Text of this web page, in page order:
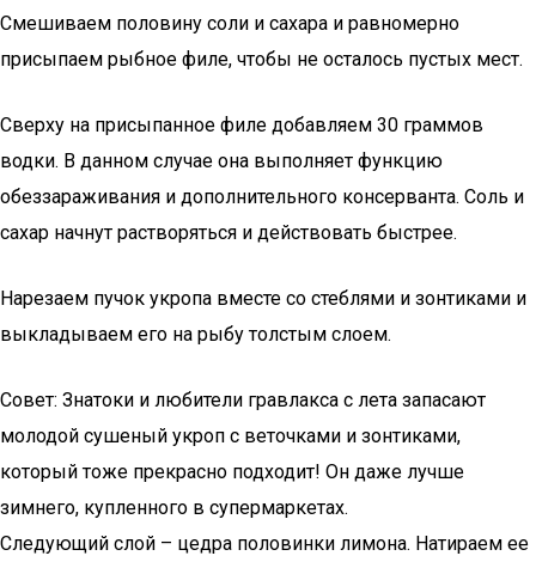
Смешиваем половину соли и сахара и равномерно
присыпаем рыбное филе, чтобы не осталось пустых мест.
Сверху на присыпанное филе добавляем 30 граммов
водки. В данном случае она выполняет функцию
обеззараживания и дополнительного консерванта. Соль и
сахар начнут растворяться и действовать быстрее.
Нарезаем пучок укропа вместе со стеблями и зонтиками и
выкладываем его на рыбу толстым слоем.
Совет: Знатоки и любители гравлакса с лета запасают
молодой сушеный укроп с веточками и зонтиками,
который тоже прекрасно подходит! Он даже лучше
зимнего, купленного в супермаркетах.
Следующий слой – цедра половинки лимона. Натираем ее